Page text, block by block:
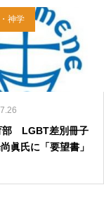
神学
部 LGBT差別冊子
眞氏に「要望書」